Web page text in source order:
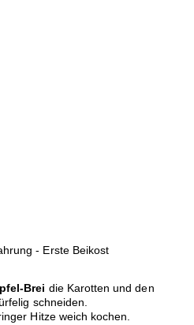
- Erste Beikost
Brei die Karotten und den
schneiden.
Hitze weich kochen.